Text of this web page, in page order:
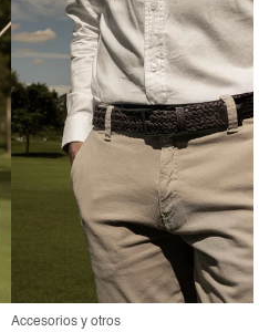
Accesorios y otros